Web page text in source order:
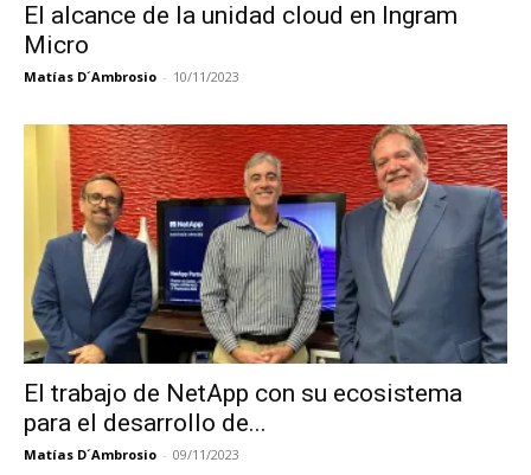
El alcance de la unidad cloud en Ingram
Micro
Matías D´Ambrosio - 10/11/2023
El trabajo de NetApp con su ecosistema
para el desarrollo de...
Matías D´Ambrosio - 09/11/2023